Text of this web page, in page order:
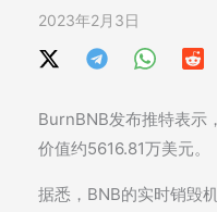
2023年2月3日
BurnBNB发布推特表示
价值约5616.81万美元。
据悉，BNB的实时销毁